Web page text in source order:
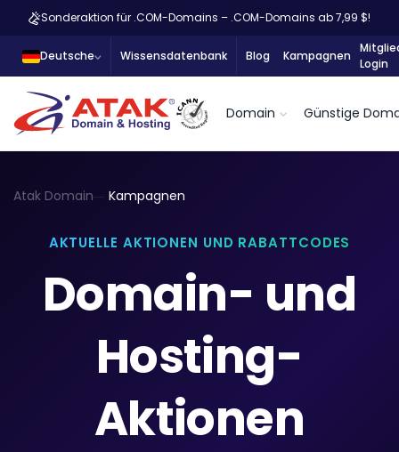
Sonderaktion für .COM-Domains – .COM-Domains ab 7,99 $!
Deutsche Wissensdatenbank Blog Kampagnen
Login
Domain Günstige
Atak Domain Kampagnen
AKTUELLE AKTIONEN UND RABATTCODES
Domain- und
Hosting-
Aktionen